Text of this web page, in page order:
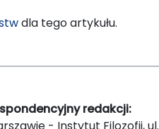
dla tego artykułu.
redakcji: